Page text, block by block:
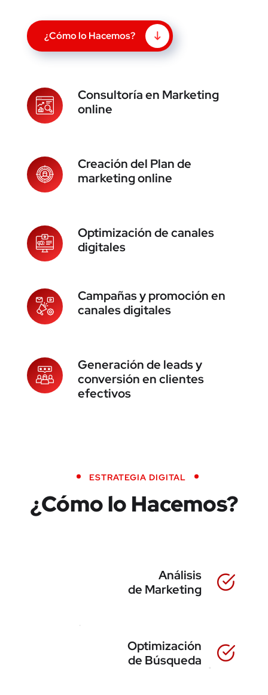
¿Cómo lo Hacemos?
Consultoría en Marketing
online
Creación del Plan de
marketing online
Optimización de canales
digitales
Campañas y promoción en
canales digitales
Generación de leads y
conversión en clientes
efectivos
ESTRATEGIA DIGITAL
¿Cómo lo Hacemos?
Análisis
de Marketing
Optimización
de Búsqueda